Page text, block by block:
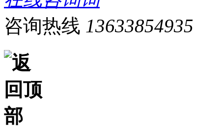
咨询热线 13633854935